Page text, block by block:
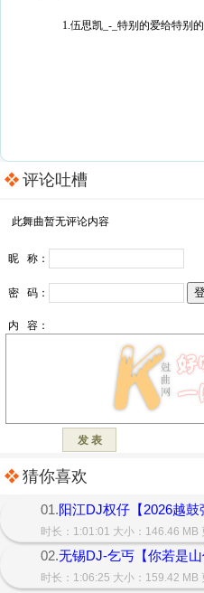
评论吐槽
猜你喜欢
01.阳江DJ权仔【2026越
时长：1:01:01 大小：146.46 MB
02.无锡DJ-乞丐【你若是
时长：1:06:25 大小：159.42 MB